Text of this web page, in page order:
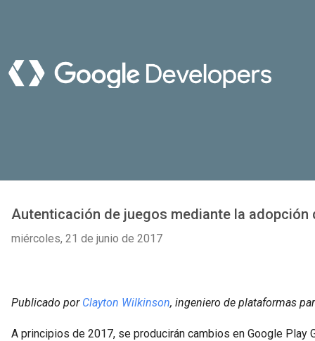
Autenticación de juegos mediante la adopción
miércoles, 21 de junio de 2017
Publicado por Clayton Wilkinson, ingeniero de plataformas
A principios de 2017, se producirán cambios en Google Play